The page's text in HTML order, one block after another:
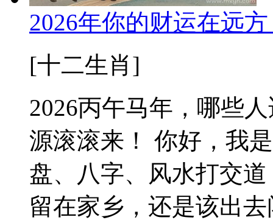
2026年你的财运在远
[十二生肖]
2026丙午马年，哪些
源滚滚来！ 你好，我
盘、八字、风水打交
留在家乡，还是该出